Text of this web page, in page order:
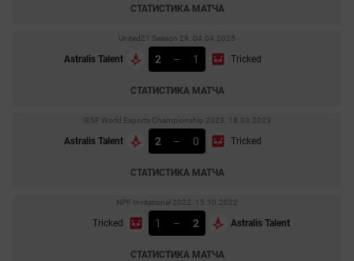
СТАТИСТИКА МАТЧА
United21 Season 29. 04.04.2025
Astralis Talent 2 – 1 Tricked
СТАТИСТИКА МАТЧА
IESF World Esports Championship 2023. 18.03.2023
Astralis Talent 2 – 0 Tricked
СТАТИСТИКА МАТЧА
NPF Invitational 2022. 15.10.2022
Tricked 1 – 2 Astralis Talent
СТАТИСТИКА МАТЧА